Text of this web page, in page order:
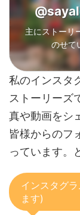
主にストーリ
のせて
私のインスタ
ストーリーズ
真や動画をシ
皆様からのフ
っています。
インスタグ
ます)